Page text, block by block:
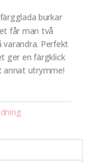
burkar
får man två
varandra. Perfekt
ger en färgklick
annat utrymme!